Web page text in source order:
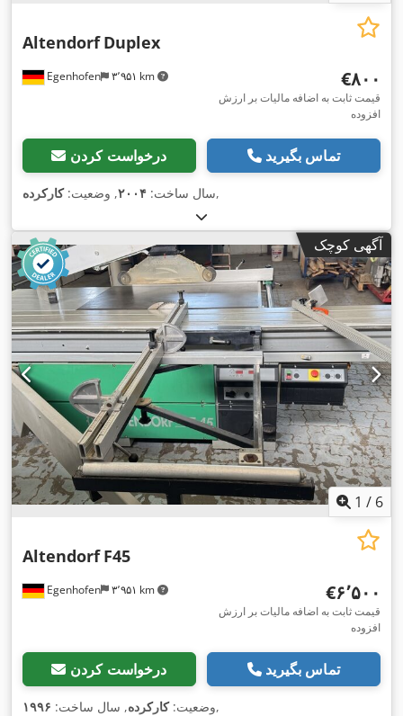
Egenhofen ۳٬۹۵۱ km
Altendorf Duplex
‎€۸۰۰
قیمت ثابت به اضافه مالیات بر ارزش
افزوده
درخواست کردن تماس بگیرید
سال ساخت: ۲۰۰۴, وضعیت:کارکرده ,
آگهی کوچک
1 / 6
Egenhofen ۳٬۹۵۱ km
Altendorf F45
‎€۶٬۵۰۰
قیمت ثابت به اضافه مالیات بر ارزش
افزوده
درخواست کردن تماس بگیرید
وضعیت:کارکرده, سال ساخت: ۱۹۹۶ ,